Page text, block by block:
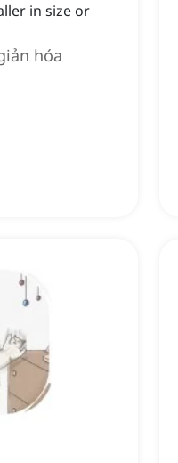
in size or
hóa